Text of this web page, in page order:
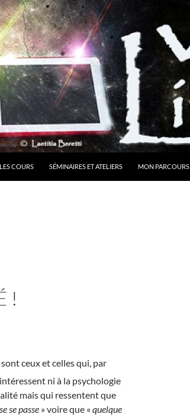
LES COURS SÉMINAIRES ET ATELIERS MON PARCOURS
!
ceux et celles qui, par
ni à la psychologie
mais qui ressentent que
se passe » voire que « quelque